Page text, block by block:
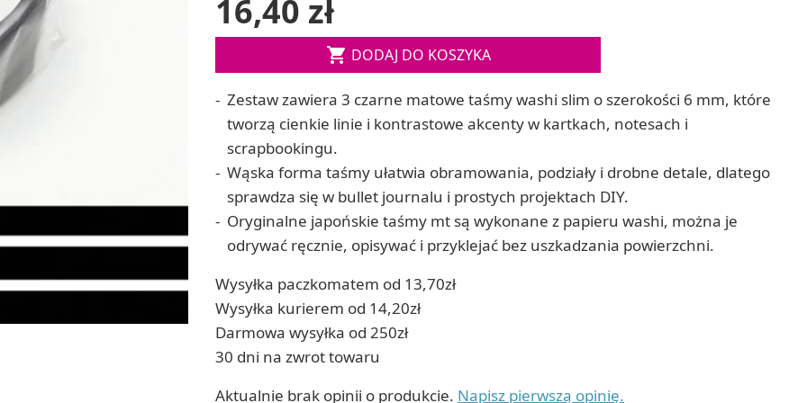
Soda, kwasek, formy do kul do kąpieli
Dodatki: barwniki i zapachy
Odlewy dekoracyjne
Tworzenie z gliny polimerowej
Modelowanie dla dzieci
Zestawy doświadczalne i naukowe
Malowanie piaskiem (Sablimage)
Techniki mozaikowe i wyklejanki
16,40 zł
 DODAJ DO KOSZYKA
Zestaw zawiera 3 czarne matowe taśmy washi slim o szerokości 6 mm, które
tworzą cienkie linie i kontrastowe akcenty w kartkach, notesach i
scrapbookingu.
Wąska forma taśmy ułatwia obramowania, podziały i drobne detale, dlatego
sprawdza się w bullet journalu i prostych projektach DIY.
Oryginalne japońskie taśmy mt są wykonane z papieru washi, można je
odrywać ręcznie, opisywać i przyklejać bez uszkadzania powierzchni.
Wysyłka paczkomatem od 13,70zł
Wysyłka kurierem od 14,20zł
Darmowa wysyłka od 250zł
30 dni na zwrot towaru
Aktualnie brak opinii o produkcie. Napisz pierwszą opinię.